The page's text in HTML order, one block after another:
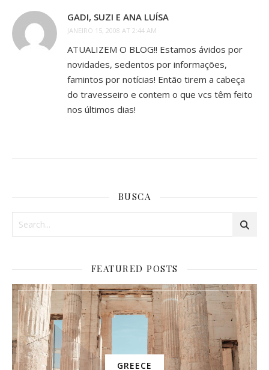
GADI, SUZI E ANA LUÍSA
JANEIRO 15, 2008 AT 2:44 AM
ATUALIZEM O BLOG!! Estamos ávidos por
novidades, sedentos por informações,
famintos por notícias! Então tirem a cabeça
do travesseiro e contem o que vcs têm feito
nos últimos dias!
BUSCA
FEATURED POSTS
GREECE